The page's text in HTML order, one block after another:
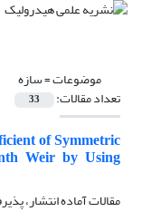
موضوعات =سازه
تعداد مقالات: 33
of Symmetric
Weir by Using
مقالات آماده انتشار،